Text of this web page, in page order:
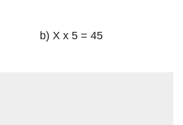
b) X x 5 = 45